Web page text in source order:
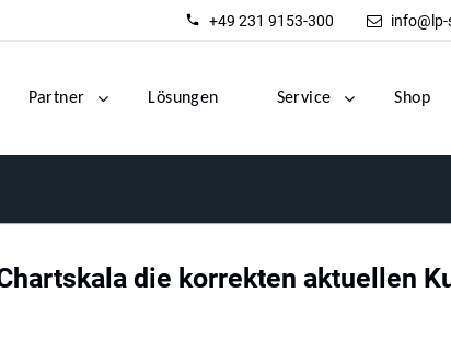
+49 231 9153-300
Partner Lösungen Service Shop
die korrekten aktuellen